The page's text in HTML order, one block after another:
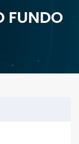
FUNDO